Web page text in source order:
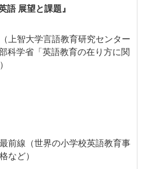
語 展望と課題』
智大学言語教育研究センター
科学省「英語教育の在り方に関
前線（世界の小学校英語教育事
など）